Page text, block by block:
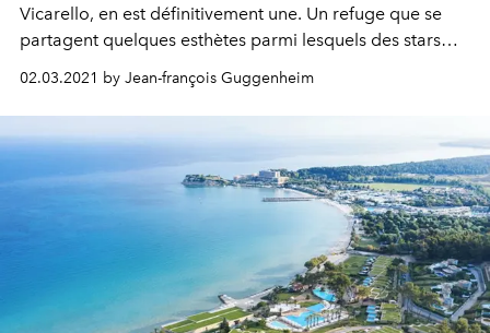
Vicarello, en est définitivement une. Un refuge que se
partagent quelques esthètes parmi lesquels des stars
monde du cinéma italien et français. Gérard Depardieu
y a passé deux semaines, à savourer l’endroit, sa paix,
son ambiance, ses mets…
02.03.2021 by Jean-françois Guggenheim